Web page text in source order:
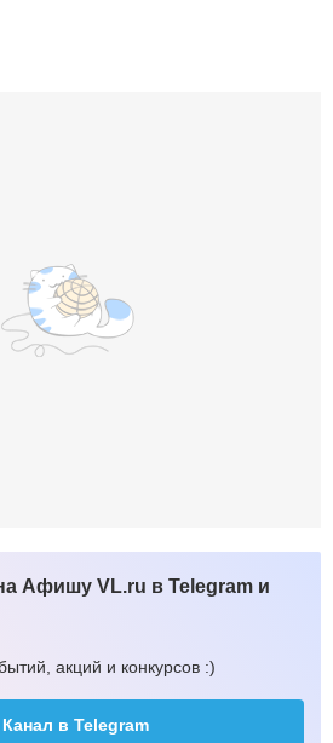
Афишу VL.ru в Telegram и
акций и конкурсов :)
Канал в Telegram